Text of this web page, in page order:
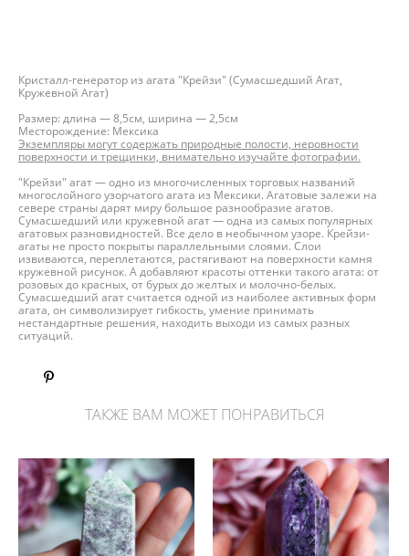
Кристалл-генератор из агата "Крейзи" (Сумасшедший Агат,
Кружевной Агат)
Размер: длина — 8,5см, ширина — 2,5см
Месторождение: Мексика
Экземпляры могут содержать природные полости, неровности
поверхности и трещинки, внимательно изучайте фотографии.
"Крейзи" агат — одно из многочисленных торговых названий
многослойного узорчатого агата из Мексики. Агатовые залежи на
севере страны дарят миру большое разнообразие агатов.
Сумасшедший или кружевной агат — одна из самых популярных
агатовых разновидностей. Все дело в необычном узоре. Крейзи-
агаты не просто покрыты параллельными слоями. Слои
извиваются, переплетаются, растягивают на поверхности камня
кружевной рисунок. А добавляют красоты оттенки такого агата: от
розовых до красных, от бурых до желтых и молочно-белых.
Сумасшедший агат считается одной из наиболее активных форм
агата, он символизирует гибкость, умение принимать
нестандартные решения, находить выходи из самых разных
ситуаций.
ТАКЖЕ ВАМ МОЖЕТ ПОНРАВИТЬСЯ